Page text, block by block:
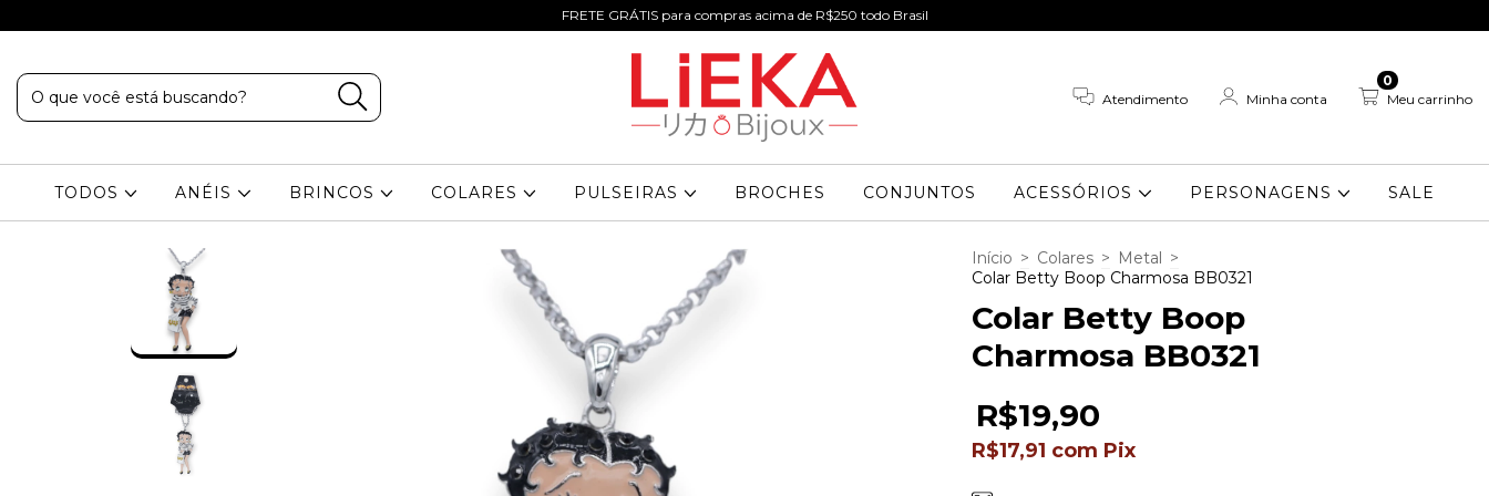
FRETE GRÁTIS para compras acima de R$250 todo Brasil
Atendimento Minha conta Meu carrinho
0
TODOS ANÉIS BRINCOS COLARES PULSEIRAS BROCHES CONJUNTOS ACESSÓRIOS PERSONAGENS SALE
Início > Colares > Metal >
Colar Betty Boop Charmosa BB0321
Colar Betty Boop
Charmosa BB0321
R$19,90
R$17,91 com Pix